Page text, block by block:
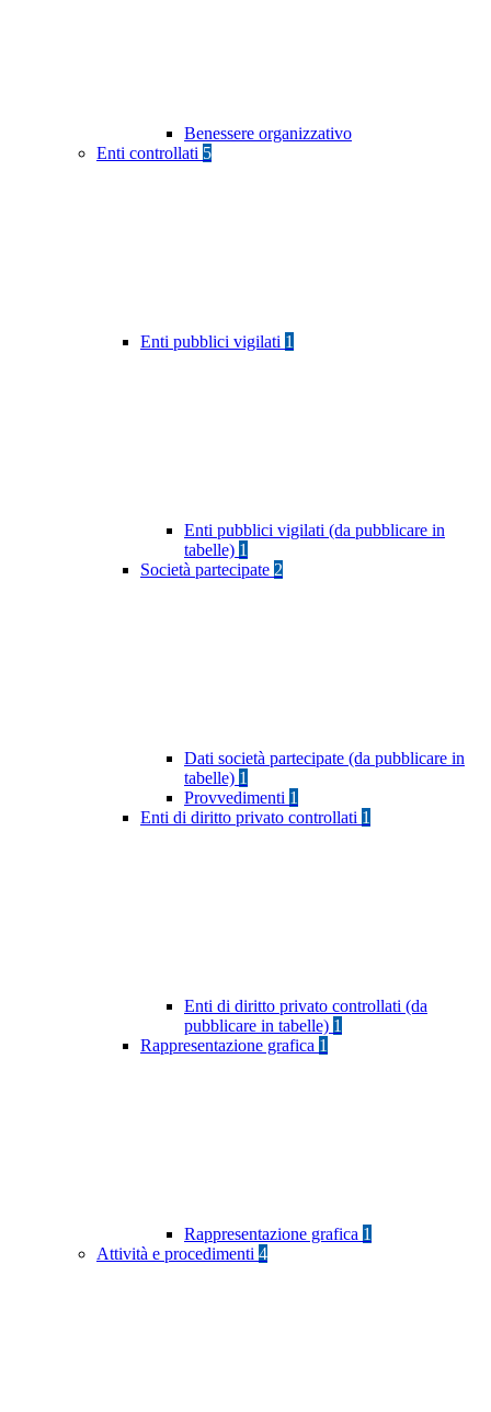
Benessere organizzativo
Enti controllati 5
Enti pubblici vigilati 1
Enti pubblici vigilati (da pubblicare in
tabelle) 1
Società partecipate 2
Dati società partecipate (da pubblicare in
tabelle) 1
Provvedimenti 1
Enti di diritto privato controllati 1
Enti di diritto privato controllati (da
pubblicare in tabelle) 1
Rappresentazione grafica 1
Rappresentazione grafica 1
Attività e procedimenti 4